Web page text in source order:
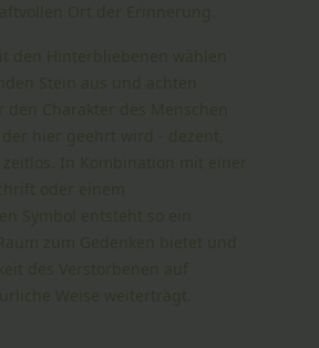
Ort der Erinnerung.
den Hinterbliebenen wählen
Stein aus und achten
den Charakter des Menschen
hier geehrt wird - dezent,
In Kombination mit einer
oder einem
Symbol entsteht so ein
zum Gedenken bietet und
des Verstorbenen auf
Weise weiterträgt.